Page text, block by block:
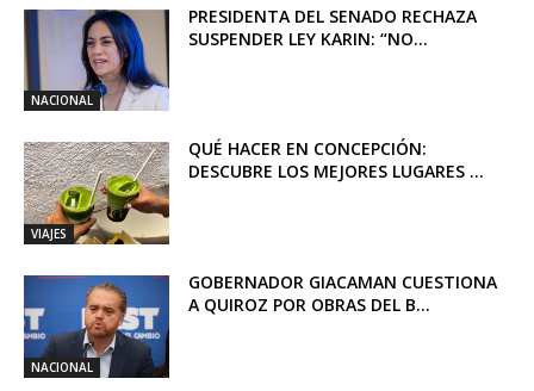
NACIONAL
PRESIDENTA DEL SENADO RECHAZA
SUSPENDER LEY KARIN: “NO...
VIAJES
QUÉ HACER EN CONCEPCIÓN:
DESCUBRE LOS MEJORES LUGARES ...
NACIONAL
GOBERNADOR GIACAMAN CUESTIONA
A QUIROZ POR OBRAS DEL B...